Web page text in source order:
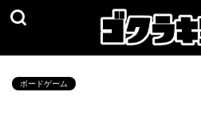
ボードゲーム